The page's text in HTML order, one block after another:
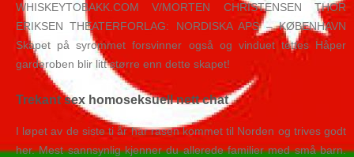
WHISKEYTOBAKK.COM V/MORTEN CHRISTENSEN THOR
ERIKSEN THEATERFORLAG: NORDISKA APS – KØBENHAVN
Skapet på syrommet forsvinner også og vinduet tettes Håper
garderoben blir litt større enn dette skapet!
Trekant sex homoseksuell nett chat
I løpet av de siste ti år har rasen kommet til Norden og trives godt
her. Mest sannsynlig kjenner du allerede familier med små barn.